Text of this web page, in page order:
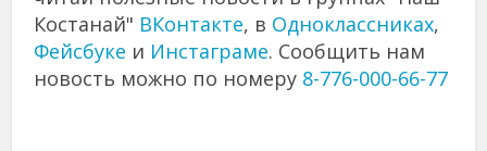
Костанай" ВКонтакте, в Одноклассниках,
Фейсбуке и Инстаграме. Сообщить нам
новость можно по номеру 8-776-000-66-77